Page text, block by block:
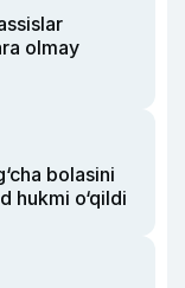
olmay
bolasini
hukmi o‘qildi